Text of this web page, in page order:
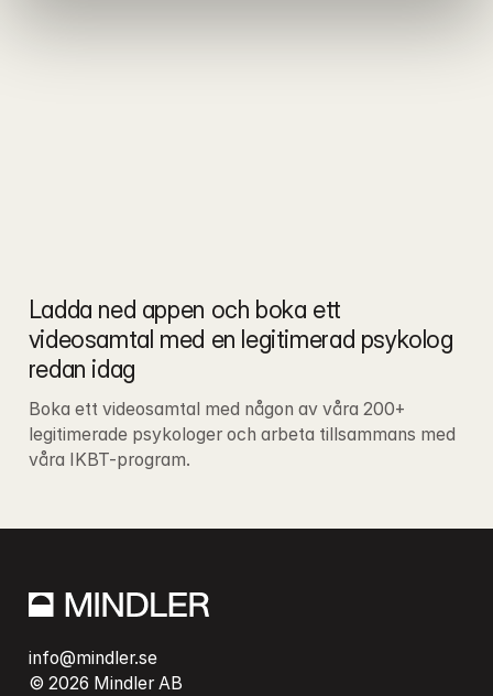
Ladda ned appen och boka ett
videosamtal med en legitimerad psykolog
redan idag
Boka ett videosamtal med någon av våra 200+
legitimerade psykologer och arbeta tillsammans med
våra IKBT-program.
info@mindler.se
© 2026 Mindler AB